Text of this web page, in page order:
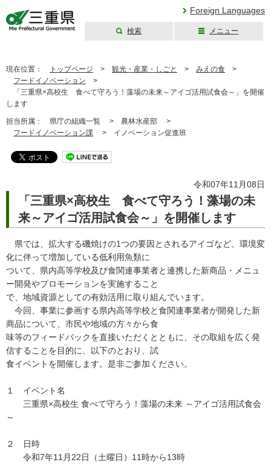
Foreign Languages
検索 メニュー
現在位置： トップページ > 観光・産業・しごと > みえの食 >
フードイノベーション >
「三重県×高校生 食べて守ろう！藻場の未来～アイゴ活用試食会～」を開催
します
担当所属： 県庁の組織一覧 > 農林水産部 >
フードイノベーション課 > イノベーション促進班
令和07年11月08日
「三重県×高校生 食べて守ろう！藻場の未
来～アイゴ活用試食会～」を開催します
県では、拡大する磯焼けの1つの要因とされるアイゴなど、環境変
化に伴って増加している低利用魚類に
ついて、県内高等学校及び食関連事業者と連携した新商品・メニュ
ー開発やプロモーションを実施すること
で、地域資源としての有効活用に取り組んでいます。
今回、事業に参画する県内高等学校と食関連事業者が開発した新
商品について、市民や地域の方々から食
味等のフィードバックを直接いただくとともに、その取組を広く発
信することを目的に、以下のとおり、試
食イベントを開催します。是非ご参加ください。
１ イベント名
三重県×高校生 食べて守ろう！藻場の未来 ～アイゴ活用試食会
～
２ 日時
令和7年11月22日（土曜日）11時から13時